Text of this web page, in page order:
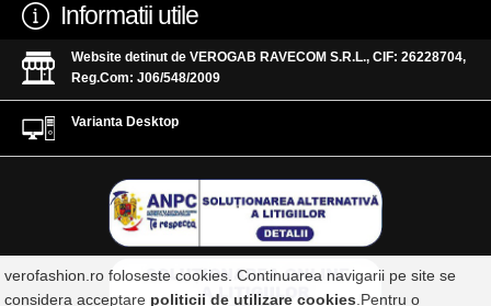
Informatii utile
Website detinut de VEROGAB RAVECOM S.R.L., CIF: 26228704,
Reg.Com: J06/548/2009
Varianta Desktop
verofashion.ro foloseste cookies. Continuarea navigarii pe site se
considera acceptare politicii de utilizare cookies .Pentru o